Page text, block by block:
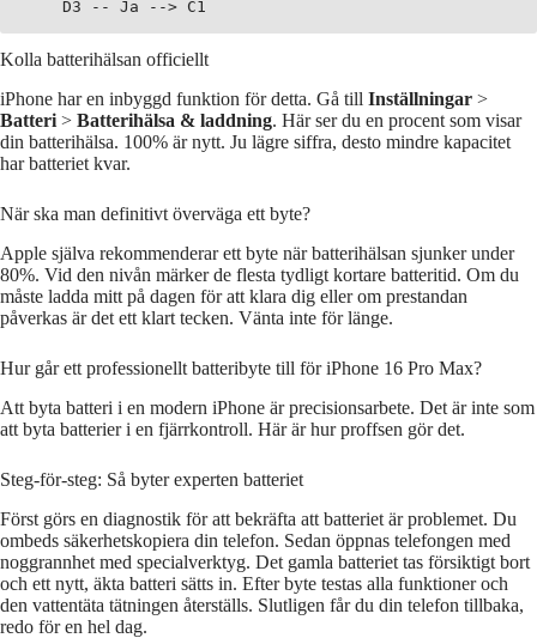
Kolla batterihälsan officiellt
iPhone har en inbyggd funktion för detta. Gå till Inställningar >
Batteri > Batterihälsa & laddning. Här ser du en procent som visar
din batterihälsa. 100% är nytt. Ju lägre siffra, desto mindre kapacitet
har batteriet kvar.
När ska man definitivt överväga ett byte?
Apple själva rekommenderar ett byte när batterihälsan sjunker under
80%. Vid den nivån märker de flesta tydligt kortare batteritid. Om du
måste ladda mitt på dagen för att klara dig eller om prestandan
påverkas är det ett klart tecken. Vänta inte för länge.
Hur går ett professionellt batteribyte till för iPhone 16 Pro Max?
Att byta batteri i en modern iPhone är precisionsarbete. Det är inte som
att byta batterier i en fjärrkontroll. Här är hur proffsen gör det.
Steg-för-steg: Så byter experten batteriet
Först görs en diagnostik för att bekräfta att batteriet är problemet. Du
ombeds säkerhetskopiera din telefon. Sedan öppnas telefongen med
noggrannhet med specialverktyg. Det gamla batteriet tas försiktigt bort
och ett nytt, äkta batteri sätts in. Efter byte testas alla funktioner och
den vattentäta tätningen återställs. Slutligen får du din telefon tillbaka,
redo för en hel dag.